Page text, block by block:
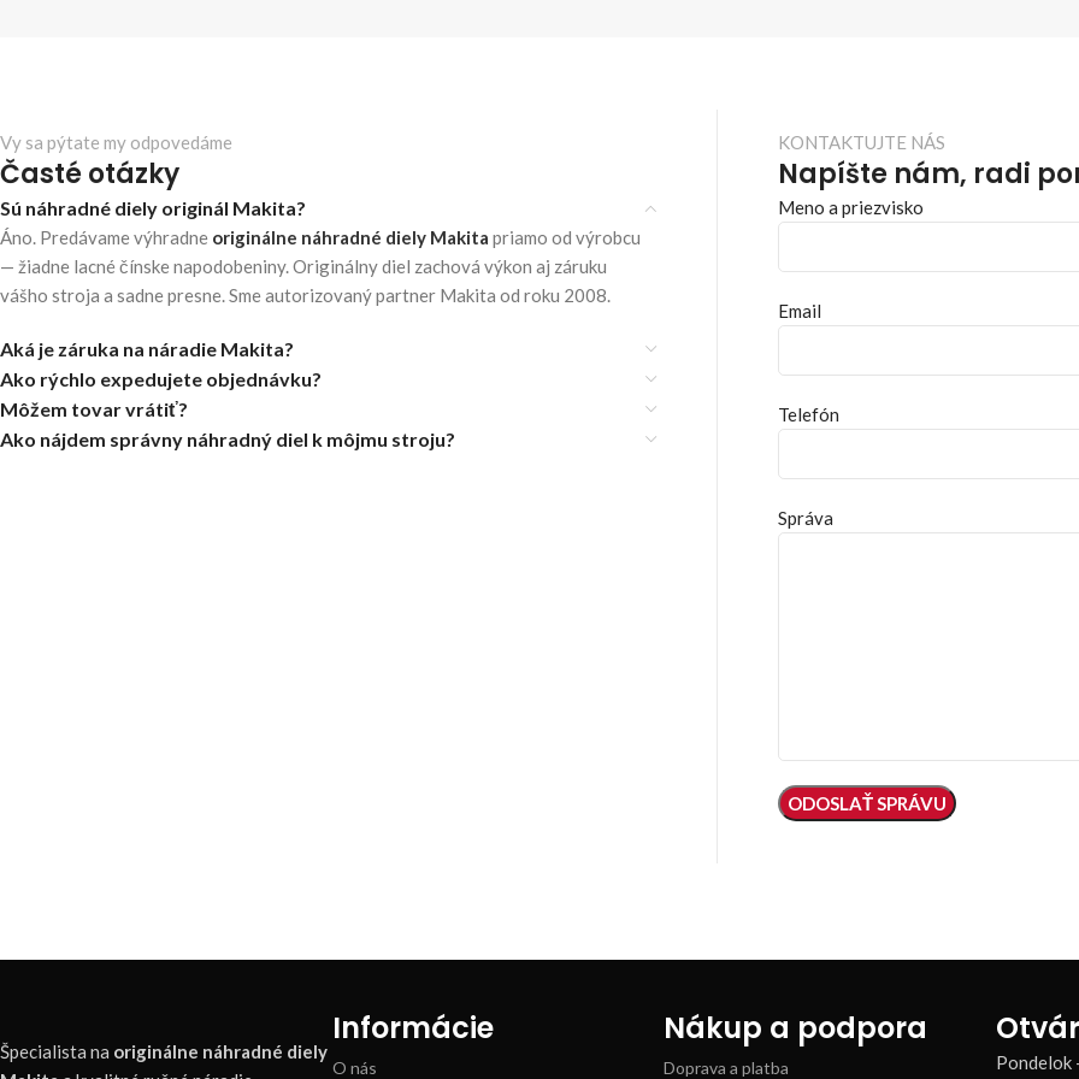
Vy sa pýtate my odpovedáme
Časté otázky
Sú náhradné diely originál Makita?
Áno. Predávame výhradne originálne náhradné diely Makita priamo od výrobcu
— žiadne lacné čínske napodobeniny. Originálny diel zachová výkon aj záruku
vášho stroja a sadne presne. Sme autorizovaný partner Makita od roku 2008.
Aká je záruka na náradie Makita?
Ako rýchlo expedujete objednávku?
Môžem tovar vrátiť?
Ako nájdem správny náhradný diel k môjmu stroju?
KONTAKTUJTE NÁS
Napíšte nám, radi
Meno a priezvisko
Email
Telefón
Správa
Špecialista na originálne náhradné diely
Informácie
O nás
Nákup a podpora
Doprava a platba Pondelok